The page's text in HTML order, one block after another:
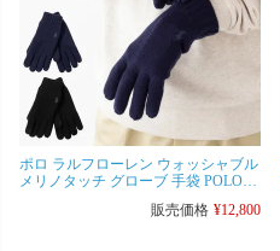
ポロ ラルフローレン ウォッシャブル
メリノタッチ グローブ 手袋 POLO
販売価格 ¥12,800